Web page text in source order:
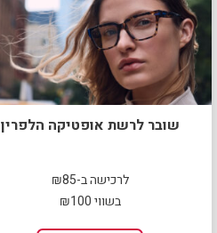
שובר לרשת אופטיקה הלפרין
לרכישה ב-₪85
בשווי ₪100